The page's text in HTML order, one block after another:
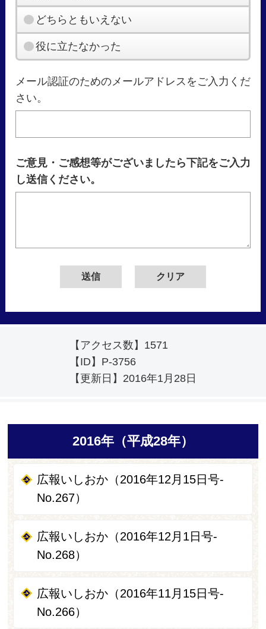
どちらともいえない
役に立たなかった
メール認証のためのメールアドレスをご入力くだ
さい。
ご意見・ご感想等がございましたら下記をご入力
し送信ください。
【アクセス数】 1571
【ID】 P-3756
【更新日】 2016年1月28日
2016年（平成28年）
広報いしおか（2016年12月15日号-
No.267）
広報いしおか（2016年12月1日号-
No.268）
広報いしおか（2016年11月15日号-
No.266）